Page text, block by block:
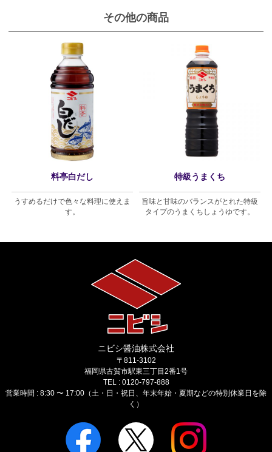
その他の商品
料亭白だし
うすめるだけで色々な料理に使えま
す。
特級うまくち
旨味と甘味のバランスがとれた特級
タイプのうまくちしょうゆです。
ニビシ醤油株式会社
〒811-3102
福岡県古賀市駅東三丁目2番1号
TEL : 0120-797-888
営業時間 : 8:30 〜 17:00（土・日・祝日、年末年始・夏期などの特別休業日を除
く）